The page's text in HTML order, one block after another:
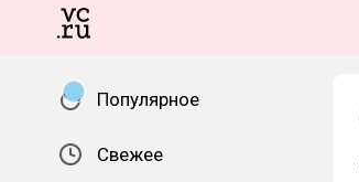
Популярное
Свежее